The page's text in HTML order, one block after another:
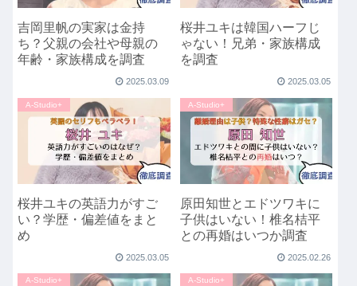
吉岡里帆の実家は金持
ち？父親の会社や母親の
年齢・家族構成を調査
2025.03.09
桜井ユキは韓国ハーフじ
ゃない！兄弟・家族構成
を調査
2025.03.05
A-Studio+
桜井ユキの英語力がすご
い？学歴・偏差値をまと
め
2025.03.05
A-Studio+
原田知世とエドツワキに
子供はいない！椎名桔平
との再婚はいつか調査
2025.02.26
A-Studio+ A-Studio+